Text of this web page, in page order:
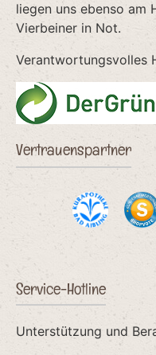
liegen uns ebenso
Vierbeiner in Not.
Verantwortungsvolles
Vertrauenspartner
Service-Hotline
Unterstützung und